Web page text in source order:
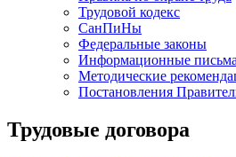
Трудовой кодекс
СанПиНы
Федеральные законы
Информационные письма
Методические
Постановления
Трудовые договора